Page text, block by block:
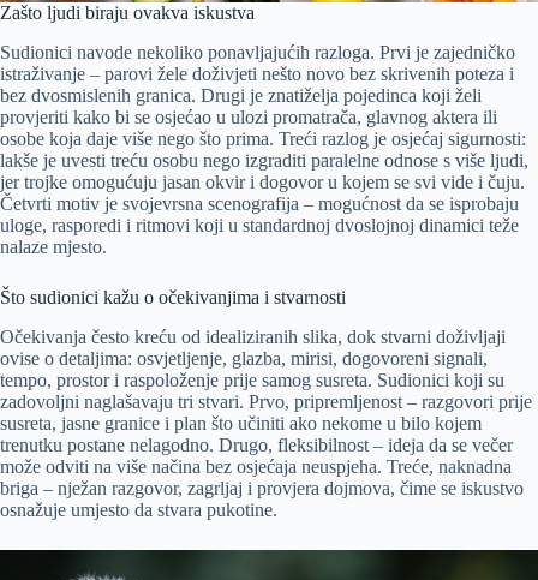
Zašto ljudi biraju ovakva iskustva
Sudionici navode nekoliko ponavljajućih razloga. Prvi je zajedničko
istraživanje – parovi žele doživjeti nešto novo bez skrivenih poteza i
bez dvosmislenih granica. Drugi je znatiželja pojedinca koji želi
provjeriti kako bi se osjećao u ulozi promatrača, glavnog aktera ili
osobe koja daje više nego što prima. Treći razlog je osjećaj sigurnosti:
lakše je uvesti treću osobu nego izgraditi paralelne odnose s više ljudi,
jer trojke omogućuju jasan okvir i dogovor u kojem se svi vide i čuju.
Četvrti motiv je svojevrsna scenografija – mogućnost da se isprobaju
uloge, rasporedi i ritmovi koji u standardnoj dvoslojnoj dinamici teže
nalaze mjesto.
Što sudionici kažu o očekivanjima i stvarnosti
Očekivanja često kreću od idealiziranih slika, dok stvarni doživljaji
ovise o detaljima: osvjetljenje, glazba, mirisi, dogovoreni signali,
tempo, prostor i raspoloženje prije samog susreta. Sudionici koji su
zadovoljni naglašavaju tri stvari. Prvo, pripremljenost – razgovori prije
susreta, jasne granice i plan što učiniti ako nekome u bilo kojem
trenutku postane nelagodno. Drugo, fleksibilnost – ideja da se večer
može odviti na više načina bez osjećaja neuspjeha. Treće, naknadna
briga – nježan razgovor, zagrljaj i provjera dojmova, čime se iskustvo
osnažuje umjesto da stvara pukotine.